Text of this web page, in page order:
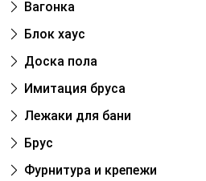
Вагонка
Блок хаус
Доска пола
Имитация бруса
Лежаки для бани
Брус
Фурнитура и крепежи